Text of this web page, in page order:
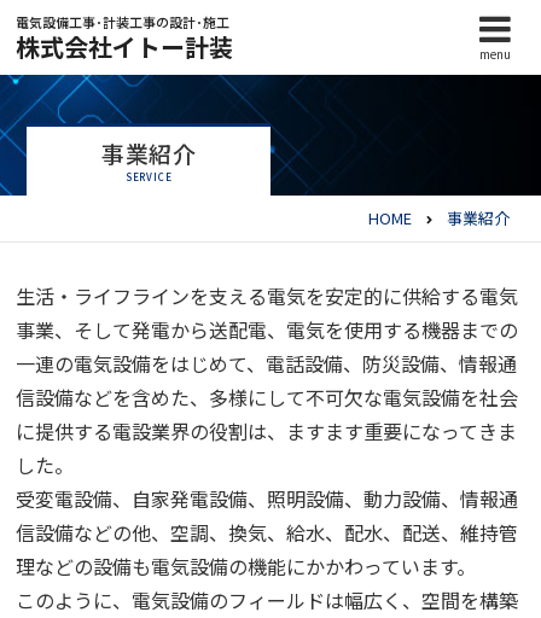
電気設備工事･計装工事の設計･施工
株式会社イトー計装 menu
事業紹介
SERVICE
HOME 事業紹介
生活・ライフラインを支える電気を安定的に供給する電気
事業、そして発電から送配電、電気を使用する機器までの
一連の電気設備をはじめて、電話設備、防災設備、情報通
信設備などを含めた、多様にして不可欠な電気設備を社会
に提供する電設業界の役割は、ますます重要になってきま
した。
受変電設備、自家発電設備、照明設備、動力設備、情報通
信設備などの他、空調、換気、給水、配水、配送、維持管
理などの設備も電気設備の機能にかかわっています。
このように、電気設備のフィールドは幅広く、空間を構築